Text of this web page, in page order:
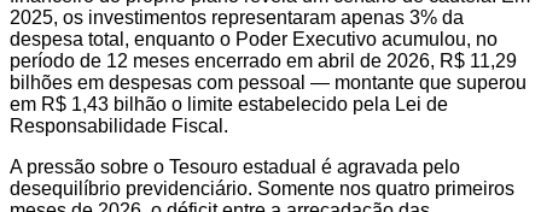
2025, os investimentos representaram apenas 3% da
despesa total, enquanto o Poder Executivo acumulou, no
período de 12 meses encerrado em abril de 2026, R$ 11,29
bilhões em despesas com pessoal — montante que superou
em R$ 1,43 bilhão o limite estabelecido pela Lei de
Responsabilidade Fiscal.
A pressão sobre o Tesouro estadual é agravada pelo
desequilíbrio previdenciário. Somente nos quatro primeiros